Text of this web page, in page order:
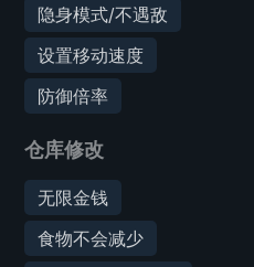
隐身模式/不遇敌
设置移动速度
防御倍率
仓库修改
无限金钱
食物不会减少